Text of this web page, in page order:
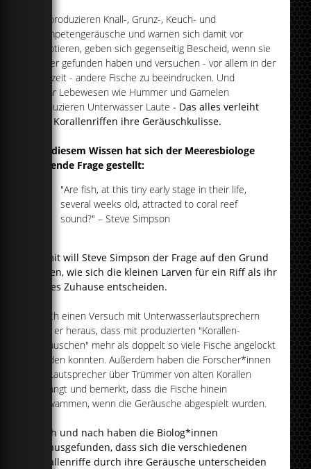
Sie produzieren Knall-, Grunz-, Keuch- und
Trompetengeräusche und warnen sich damit vor
Raubtieren, geben sich gegenseitig Bescheid, wenn sie
Futter gefunden haben und versuchen - vor allem in der
Brutzeit - andere Fische zu beeindrucken. Und
sogar Lebewesen wie Hummer und Garnelen
produzieren Unterwasser Laute - Das alles verleiht
den Korallenriffen ihre Geräuschkulisse.
Mit diesem Wissen hat sich der Meeresbiologe
folgende Frage gestellt:
"Are fish, at this tiny early stage in their life,
several weeks old, attracted to coral reef
sound?" – Steve Simpson
Damit will Steve Simpson der Frage auf den Grund
gehen, wie sich die kleinen Larven für ein Riff als ihr
neues Zuhause entscheiden.
Durch einen Versuch mit Unterwasserlautsprechern
fand er heraus, dass mit produzierten "Korallen-
Geräuschen" mehr als doppelt so viele Fische angelockt
werden konnten. Außerdem haben die Forscher*innen
die Lautsprecher über Trümmer von alten Korallen
gehängt und bemerkt, dass die Fische hinein
schwammen, wenn die Geräusche abgespielt wurden.
Nach und nach haben die Biolog*innen
herausgefunden, dass sich die verschiedenen
Korallenriffe durch ihre Geräusche unterscheiden